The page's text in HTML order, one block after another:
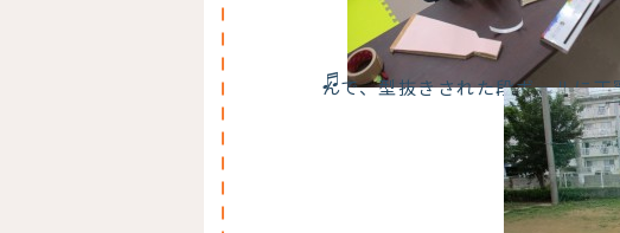
♬
んで、型抜きされた段ボールに